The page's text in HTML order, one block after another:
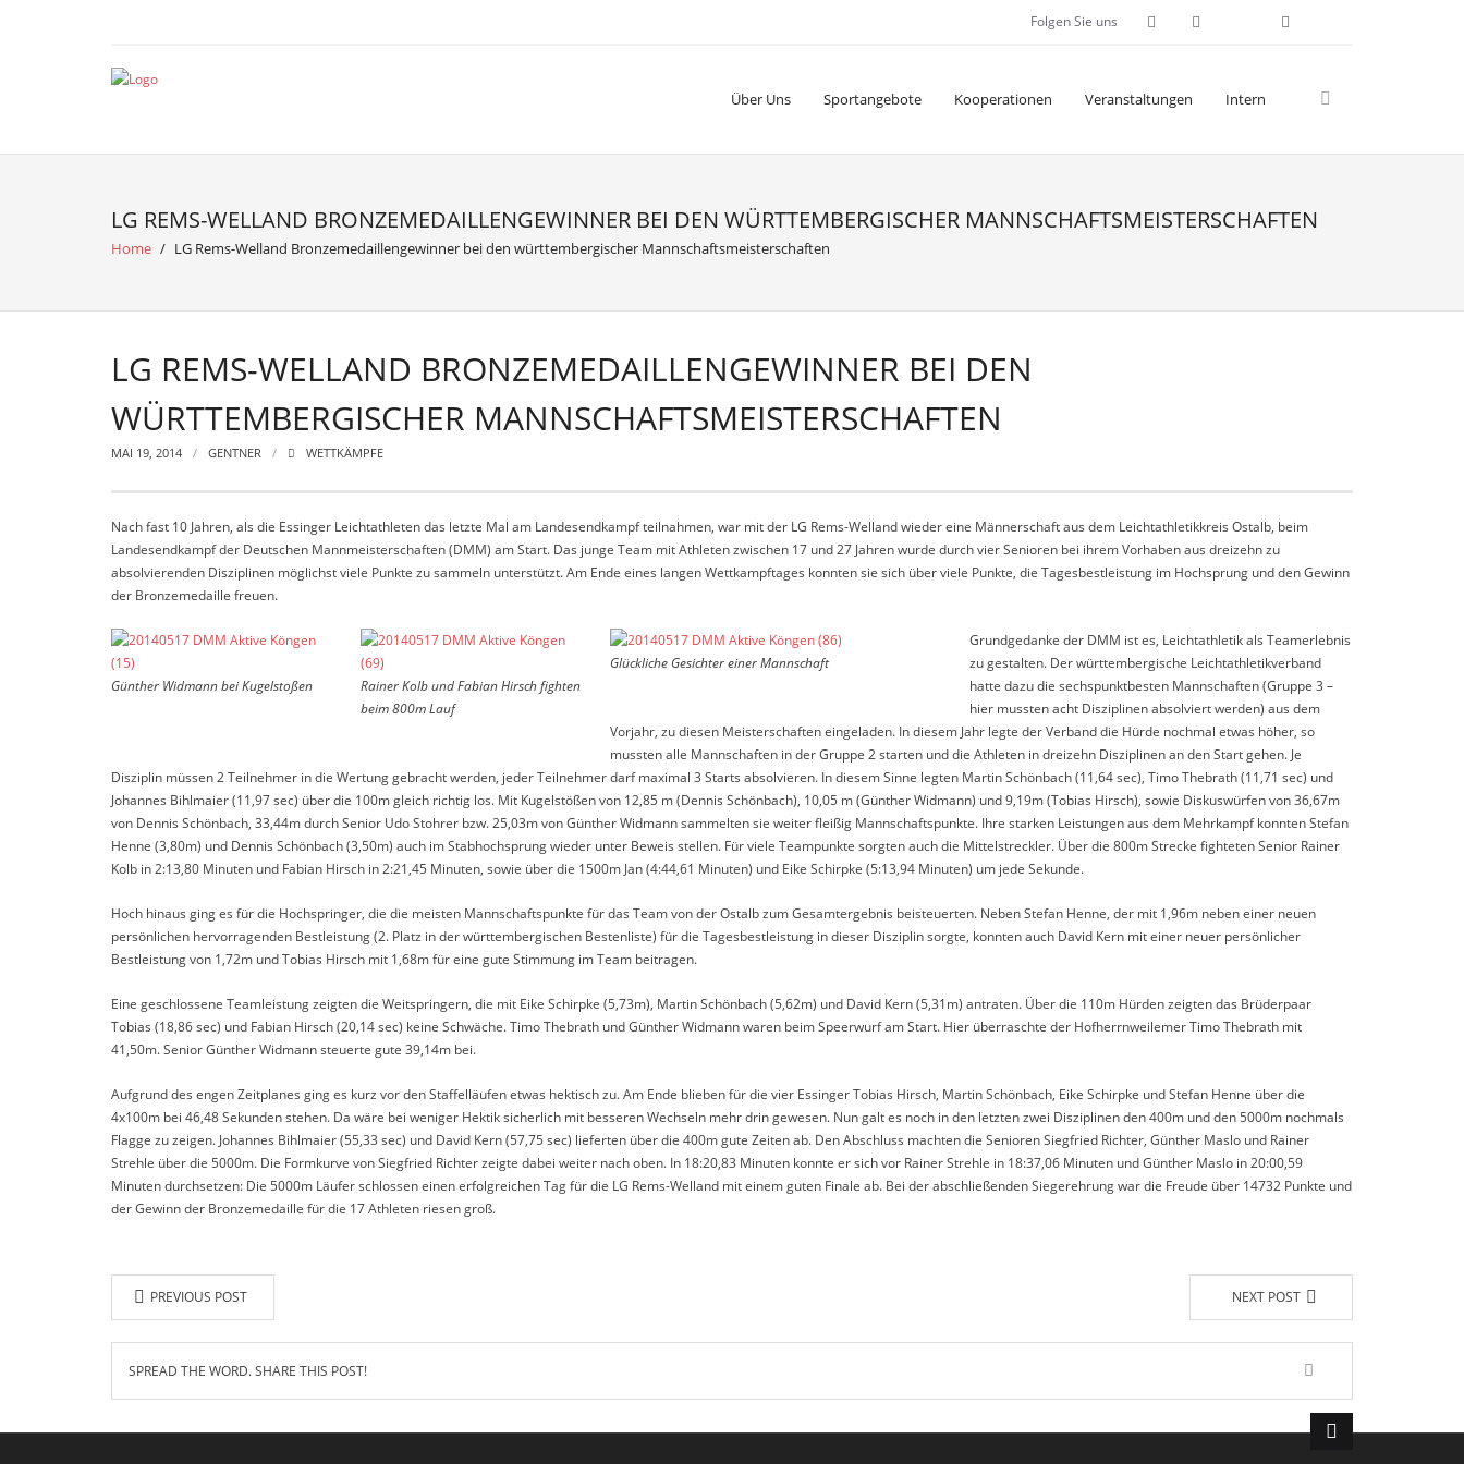
Folgen Sie uns
Über Uns Sportangebote Kooperationen Veranstaltungen Intern
LG REMS-WELLAND BRONZEMEDAILLENGEWINNER BEI DEN WÜRTTEMBERGISCHER MANNSCHAFTSMEISTERSCHAFTEN
Home / LG Rems-Welland Bronzemedaillengewinner bei den württembergischer Mannschaftsmeisterschaften
LG REMS-WELLAND BRONZEMEDAILLENGEWINNER BEI DEN
WÜRTTEMBERGISCHER MANNSCHAFTSMEISTERSCHAFTEN
MAI 19, 2014 GENTNER WETTKÄMPFE
Nach fast 10 Jahren, als die Essinger Leichtathleten das letzte Mal am Landesendkampf teilnahmen, war mit der LG Rems-Welland wieder eine Männerschaft aus dem Leichtathletikkreis Ostalb, beim
Landesendkampf der Deutschen Mannmeisterschaften (DMM) am Start. Das junge Team mit Athleten zwischen 17 und 27 Jahren wurde durch vier Senioren bei ihrem Vorhaben aus dreizehn zu
absolvierenden Disziplinen möglichst viele Punkte zu sammeln unterstützt. Am Ende eines langen Wettkampftages konnten sie sich über viele Punkte, die Tagesbestleistung im Hochsprung und den Gewinn
der Bronzemedaille freuen.
Günther Widmann bei Kugelstoßen
Rainer Kolb und Fabian Hirsch fighten
beim 800m Lauf
Glückliche Gesichter einer Mannschaft
Grundgedanke der DMM ist es, Leichtathletik als Teamerlebnis
zu gestalten. Der württembergische Leichtathletikverband
hatte dazu die sechspunktbesten Mannschaften (Gruppe 3 –
hier mussten acht Disziplinen absolviert werden) aus dem
Vorjahr, zu diesen Meisterschaften eingeladen. In diesem Jahr legte der Verband die Hürde nochmal etwas höher, so
mussten alle Mannschaften in der Gruppe 2 starten und die Athleten in dreizehn Disziplinen an den Start gehen. Je
Disziplin müssen 2 Teilnehmer in die Wertung gebracht werden, jeder Teilnehmer darf maximal 3 Starts absolvieren. In diesem Sinne legten Martin Schönbach (11,64 sec), Timo Thebrath (11,71 sec) und
Johannes Bihlmaier (11,97 sec) über die 100m gleich richtig los. Mit Kugelstößen von 12,85 m (Dennis Schönbach), 10,05 m (Günther Widmann) und 9,19m (Tobias Hirsch), sowie Diskuswürfen von 36,67m
von Dennis Schönbach, 33,44m durch Senior Udo Stohrer bzw. 25,03m von Günther Widmann sammelten sie weiter fleißig Mannschaftspunkte. Ihre starken Leistungen aus dem Mehrkampf konnten Stefan
Henne (3,80m) und Dennis Schönbach (3,50m) auch im Stabhochsprung wieder unter Beweis stellen. Für viele Teampunkte sorgten auch die Mittelstreckler. Über die 800m Strecke fighteten Senior Rainer
Kolb in 2:13,80 Minuten und Fabian Hirsch in 2:21,45 Minuten, sowie über die 1500m Jan (4:44,61 Minuten) und Eike Schirpke (5:13,94 Minuten) um jede Sekunde.
Hoch hinaus ging es für die Hochspringer, die die meisten Mannschaftspunkte für das Team von der Ostalb zum Gesamtergebnis beisteuerten. Neben Stefan Henne, der mit 1,96m neben einer neuen
persönlichen hervorragenden Bestleistung (2. Platz in der württembergischen Bestenliste) für die Tagesbestleistung in dieser Disziplin sorgte, konnten auch David Kern mit einer neuer persönlicher
Bestleistung von 1,72m und Tobias Hirsch mit 1,68m für eine gute Stimmung im Team beitragen.
Eine geschlossene Teamleistung zeigten die Weitspringern, die mit Eike Schirpke (5,73m), Martin Schönbach (5,62m) und David Kern (5,31m) antraten. Über die 110m Hürden zeigten das Brüderpaar
Tobias (18,86 sec) und Fabian Hirsch (20,14 sec) keine Schwäche. Timo Thebrath und Günther Widmann waren beim Speerwurf am Start. Hier überraschte der Hofherrnweilemer Timo Thebrath mit
41,50m. Senior Günther Widmann steuerte gute 39,14m bei.
Aufgrund des engen Zeitplanes ging es kurz vor den Staffelläufen etwas hektisch zu. Am Ende blieben für die vier Essinger Tobias Hirsch, Martin Schönbach, Eike Schirpke und Stefan Henne über die
4x100m bei 46,48 Sekunden stehen. Da wäre bei weniger Hektik sicherlich mit besseren Wechseln mehr drin gewesen. Nun galt es noch in den letzten zwei Disziplinen den 400m und den 5000m nochmals
Flagge zu zeigen. Johannes Bihlmaier (55,33 sec) und David Kern (57,75 sec) lieferten über die 400m gute Zeiten ab. Den Abschluss machten die Senioren Siegfried Richter, Günther Maslo und Rainer
Strehle über die 5000m. Die Formkurve von Siegfried Richter zeigte dabei weiter nach oben. In 18:20,83 Minuten konnte er sich vor Rainer Strehle in 18:37,06 Minuten und Günther Maslo in 20:00,59
Minuten durchsetzen: Die 5000m Läufer schlossen einen erfolgreichen Tag für die LG Rems-Welland mit einem guten Finale ab. Bei der abschließenden Siegerehrung war die Freude über 14732 Punkte und
der Gewinn der Bronzemedaille für die 17 Athleten riesen groß.
PREVIOUS POST NEXT POST
SPREAD THE WORD. SHARE THIS POST!